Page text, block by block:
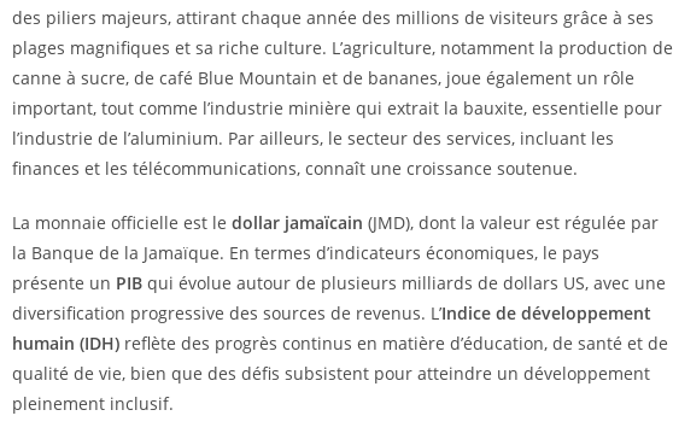
des piliers majeurs, attirant chaque année des millions de visiteurs grâce à ses
plages magnifiques et sa riche culture. L’agriculture, notamment la production de
canne à sucre, de café Blue Mountain et de bananes, joue également un rôle
important, tout comme l’industrie minière qui extrait la bauxite, essentielle pour
l’industrie de l’aluminium. Par ailleurs, le secteur des services, incluant les
finances et les télécommunications, connaît une croissance soutenue.
La monnaie officielle est le dollar jamaïcain (JMD), dont la valeur est régulée par
la Banque de la Jamaïque. En termes d’indicateurs économiques, le pays
présente un PIB qui évolue autour de plusieurs milliards de dollars US, avec une
diversification progressive des sources de revenus. L’Indice de développement
humain (IDH) reflète des progrès continus en matière d’éducation, de santé et de
qualité de vie, bien que des défis subsistent pour atteindre un développement
pleinement inclusif.